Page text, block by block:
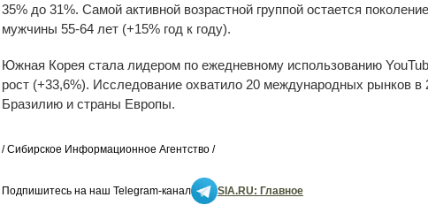
35% до 31%. Самой активной возрастной группой остается
мужчины 55-64 лет (+15% год к году).
Южная Корея стала лидером по ежедневному использованию
рост (+33,6%). Исследование охватило 20 международных рынков
Бразилию и страны Европы.
/ Сибирское Информационное Агентство /
Подпишитесь на наш Telegram-канал SIA.RU: Главное